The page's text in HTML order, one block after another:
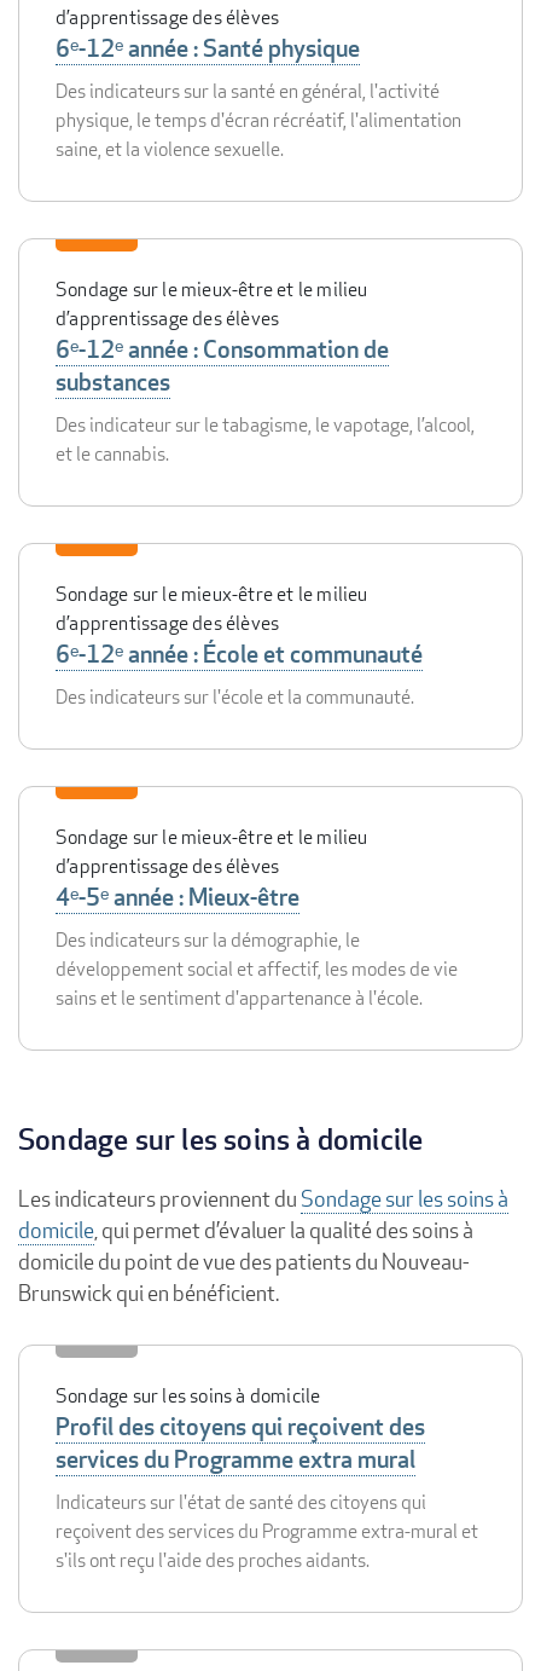
d’apprentissage des élèves
6ᵉ-12ᵉ année : Santé physique
Des indicateurs sur la santé en général, l'activité
physique, le temps d'écran récréatif, l'alimentation
saine, et la violence sexuelle.
Sondage sur le mieux-être et le milieu
d’apprentissage des élèves
6ᵉ-12ᵉ année : Consommation de
substances
Des indicateur sur le tabagisme, le vapotage, l’alcool,
et le cannabis.
Sondage sur le mieux-être et le milieu
d’apprentissage des élèves
6ᵉ-12ᵉ année : École et communauté
Des indicateurs sur l'école et la communauté.
Sondage sur le mieux-être et le milieu
d’apprentissage des élèves
4ᵉ-5ᵉ année : Mieux-être
Des indicateurs sur la démographie, le
développement social et affectif, les modes de vie
sains et le sentiment d'appartenance à l'école.
Sondage sur les soins à domicile
Les indicateurs proviennent du Sondage sur les soins à
domicile, qui permet d’évaluer la qualité des soins à
domicile du point de vue des patients du Nouveau-
Brunswick qui en bénéficient.
Sondage sur les soins à domicile
Profil des citoyens qui reçoivent des
services du Programme extra mural
Indicateurs sur l'état de santé des citoyens qui
reçoivent des services du Programme extra-mural et
s'ils ont reçu l'aide des proches aidants.